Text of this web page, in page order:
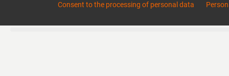
Consent to the processing of personal data